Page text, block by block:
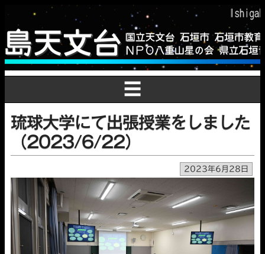
☰
琉球大学にて出張授業をしました
（2023/6/22）
2023年6月28日